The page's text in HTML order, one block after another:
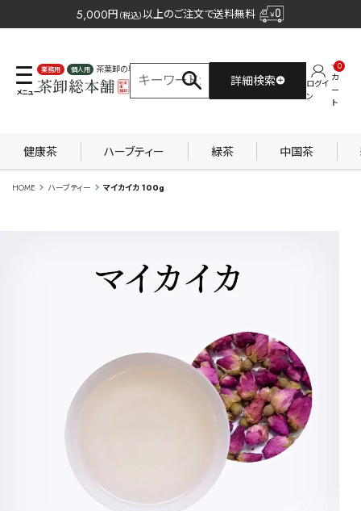
5,000円 （税込）以上のご注文で送料無料
業務用 個人用
茶葉卸の専門サイト
詳細検索
ログイ
ン
カ
ー
ト
0
健康茶 ハーブティー 緑茶 中国茶
HOME ハーブティー マイカイカ 100g